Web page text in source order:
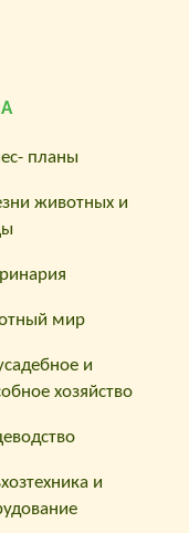
планы
животных и
мир
и
хозяйство
и